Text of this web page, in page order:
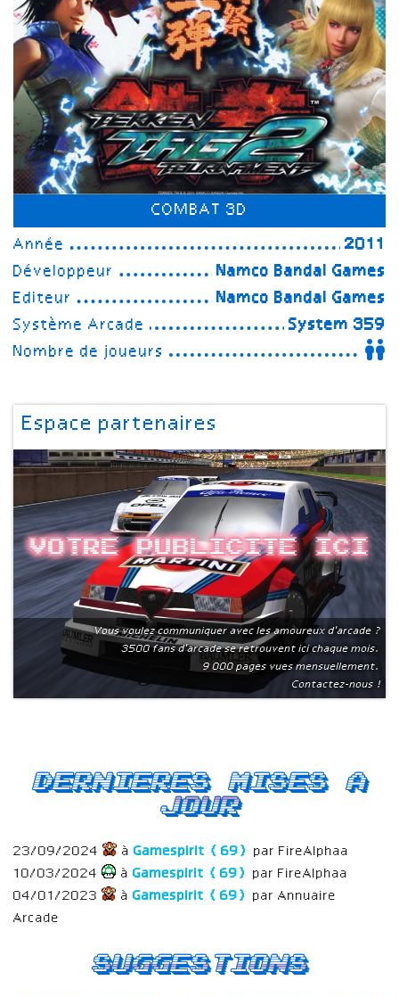
COMBAT 3D
Année
2011
Développeur
Namco Bandai Games
Editeur
Namco Bandai Games
Système Arcade
System 359
Nombre de joueurs
Espace partenaires
Votre publicite ici
Vous voulez communiquer avec les amoureux d'arcade ?
3500 fans d'arcade se retrouvent ici chaque mois.
9 000 pages vues mensuellement.
Contactez-nous !
Suggestions
Dernieres mises a
jour
23/09/2024 à Gamespirit (69)
par FireAlphaa
10/03/2024
à Gamespirit (69)
par FireAlphaa
04/01/2023
à Gamespirit (69)
par Annuaire
Arcade